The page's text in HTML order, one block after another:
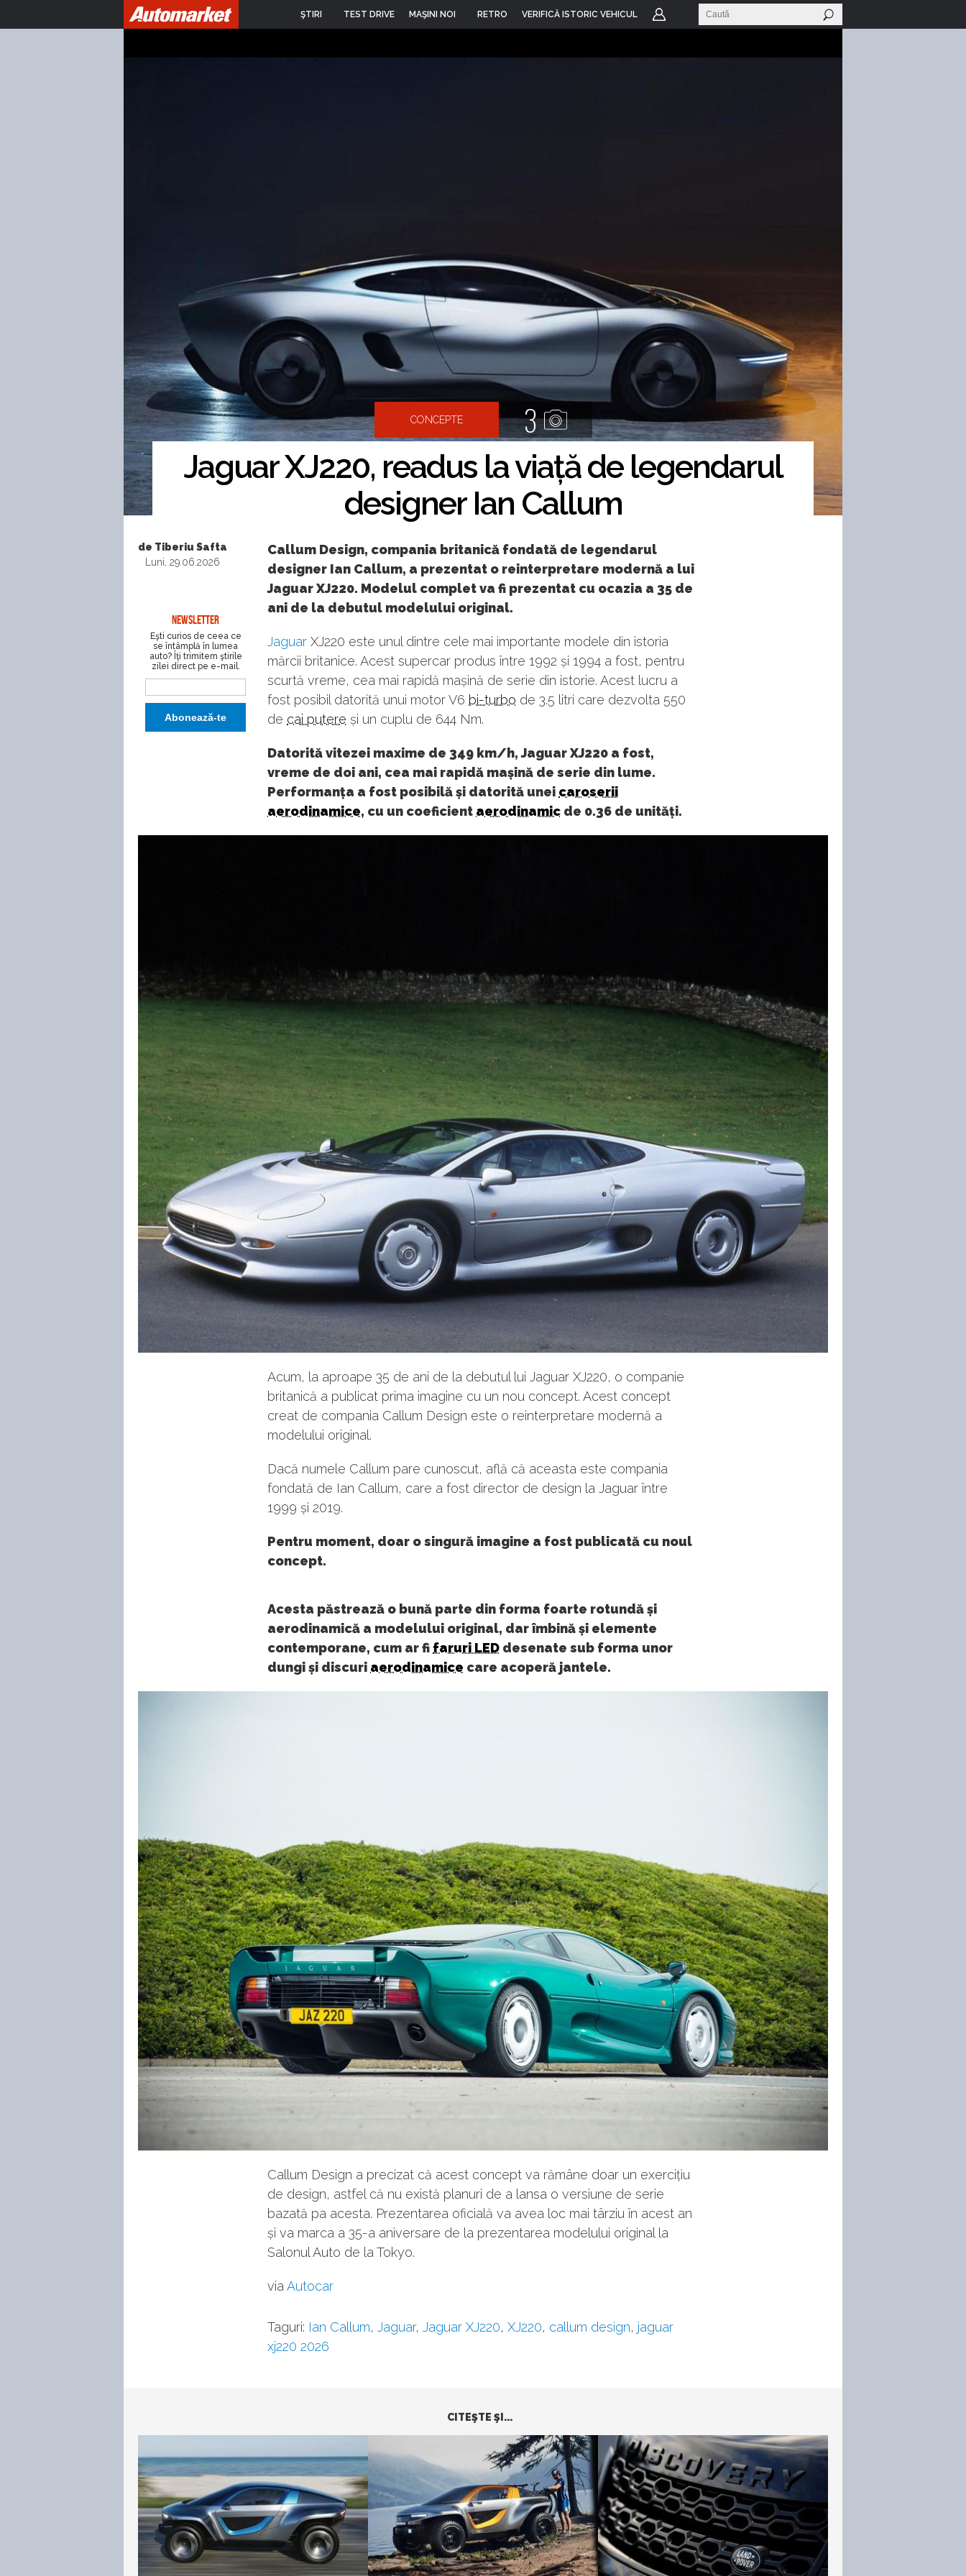
ŞTIRI TEST DRIVE MAŞINI NOI RETRO VERIFICĂ ISTORIC VEHICUL
CONCEPTE 3
Jaguar XJ220, readus la viață de legendarul
designer Ian Callum
de Tiberiu Safta
Luni, 29.06.2026
NEWSLETTER
Eşti curios de ceea ce
se întâmplă în lumea
auto? Îţi trimitem ştirile
zilei direct pe e-mail.
Callum Design, compania britanică fondată de legendarul
designer Ian Callum, a prezentat o reinterpretare modernă a lui
Jaguar XJ220. Modelul complet va fi prezentat cu ocazia a 35 de
ani de la debutul modelului original.
Jaguar XJ220 este unul dintre cele mai importante modele din istoria
mărcii britanice. Acest supercar produs între 1992 și 1994 a fost, pentru
scurtă vreme, cea mai rapidă mașină de serie din istorie. Acest lucru a
fost posibil datorită unui motor V6 bi-turbo de 3.5 litri care dezvolta 550
de cai putere și un cuplu de 644 Nm.
Datorită vitezei maxime de 349 km/h, Jaguar XJ220 a fost,
vreme de doi ani, cea mai rapidă mașină de serie din lume.
Performanța a fost posibilă și datorită unei caroserii
aerodinamice, cu un coeficient aerodinamic de 0.36 de unități.
Acum, la aproape 35 de ani de la debutul lui Jaguar XJ220, o companie
britanică a publicat prima imagine cu un nou concept. Acest concept
creat de compania Callum Design este o reinterpretare modernă a
modelului original.
Dacă numele Callum pare cunoscut, află că aceasta este compania
fondată de Ian Callum, care a fost director de design la Jaguar între
1999 și 2019.
Pentru moment, doar o singură imagine a fost publicată cu noul
concept.
Acesta păstrează o bună parte din forma foarte rotundă și
aerodinamică a modelului original, dar îmbină și elemente
contemporane, cum ar fi faruri LED desenate sub forma unor
dungi și discuri aerodinamice care acoperă jantele.
Callum Design a precizat că acest concept va rămâne doar un exercițiu
de design, astfel că nu există planuri de a lansa o versiune de serie
bazată pa acesta. Prezentarea oficială va avea loc mai târziu în acest an
și va marca a 35-a aniversare de la prezentarea modelului original la
Salonul Auto de la Tokyo.
viaAutocar
Taguri: Ian Callum, Jaguar, Jaguar XJ220, XJ220, callum design, jaguar
xj220 2026
CITEŞTE ŞI...